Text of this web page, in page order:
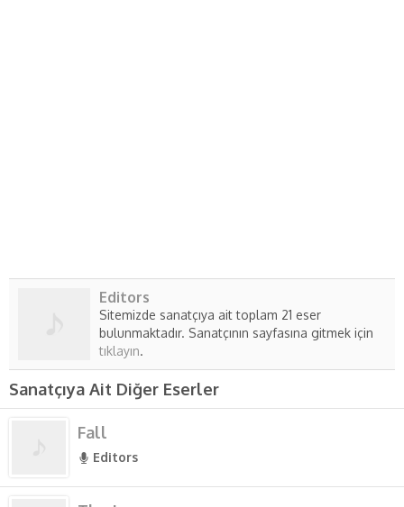
Editors
Sitemizde sanatçıya ait toplam 21 eser
bulunmaktadır. Sanatçının sayfasına gitmek için
tıklayın.
Sanatçıya Ait Diğer Eserler
Fall
Editors